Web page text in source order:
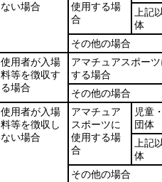
ない場合
使用する場
合
上記
体
その他の場合
使用者が入場
料等を徴収す
る場合
アマチュアスポーツ
する場合
その他の場合
使用者が入場
料等を徴収し
ない場合
アマチュア
スポーツに
使用する場
合
児童
団体
上記
体
その他の場合